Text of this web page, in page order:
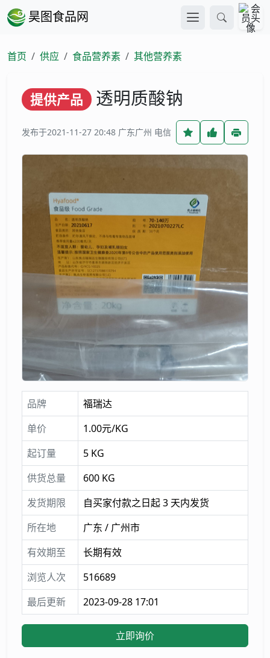
昊图食品网
首页 供应 食品营养素 其他营养素
提供产品 透明质酸钠
发布于2021-11-27 20:48 广东广州 电信
品牌
福瑞达
单价
1.00元/KG
起订量
5 KG
供货总量
600 KG
发货期限
自买家付款之日起 3 天内发货
所在地
广东 / 广州市
有效期至
长期有效
浏览人次
516689
最后更新
2023-09-28 17:01
立即询价